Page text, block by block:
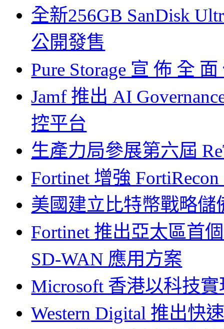
全新256GB SanDisk
公開發售
Pure Storage 宣 佈 全
Jamf 推出 AI
控平台
生產力局參展第六屆
Fortinet 增強
美國建立比特幣戰略
Fortinet 推出亞太區首
SD-WAN 應用方案
Microsoft 香港以科技
Western Digital 推出快